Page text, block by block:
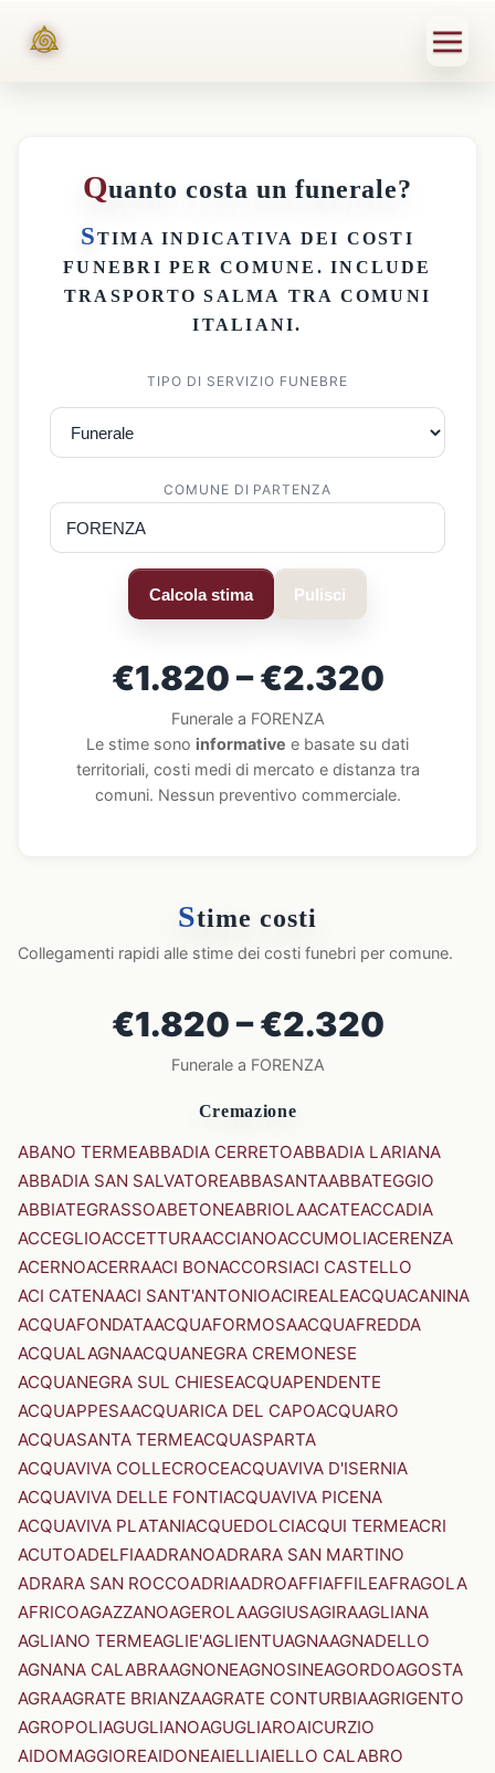
Quanto costa un funerale?
STIMA INDICATIVA DEI COSTI
FUNEBRI PER COMUNE . INCLUDE
TRASPORTO SALMA TRA COMUNI
ITALIANI.
TIPO DI SERVIZIO FUNEBRE
COMUNE DI PARTENZA
Calcola stima Pulisci
€1.820 – €2.320
Funerale a FORENZA
Le stime sono informative e basate su dati
territoriali, costi medi di mercato e distanza tra
comuni. Nessun preventivo commerciale.
Stime costi
Collegamenti rapidi alle stime dei costi funebri per comune.
€1.820 – €2.320
Funerale a FORENZA
Cremazione
ABANO TERMEABBADIA CERRETOABBADIA LARIANA
ABBADIA SAN SALVATOREABBASANTAABBATEGGIO
ABBIATEGRASSOABETONEABRIOLAACATEACCADIA
ACCEGLIOACCETTURAACCIANOACCUMOLIACERENZA
ACERNOACERRAACI BONACCORSIACI CASTELLO
ACI CATENAACI SANT'ANTONIOACIREALEACQUACANINA
ACQUAFONDATAACQUAFORMOSAACQUAFREDDA
ACQUALAGNAACQUANEGRA CREMONESE
ACQUANEGRA SUL CHIESEACQUAPENDENTE
ACQUAPPESAACQUARICA DEL CAPOACQUARO
ACQUASANTA TERMEACQUASPARTA
ACQUAVIVA COLLECROCEACQUAVIVA D'ISERNIA
ACQUAVIVA DELLE FONTIACQUAVIVA PICENA
ACQUAVIVA PLATANIACQUEDOLCIACQUI TERMEACRI
ACUTOADELFIAADRANOADRARA SAN MARTINO
ADRARA SAN ROCCOADRIAADROAFFIAFFILEAFRAGOLA
AFRICOAGAZZANOAGEROLAAGGIUSAGIRAAGLIANA
AGLIANO TERMEAGLIE'AGLIENTUAGNAAGNADELLO
AGNANA CALABRAAGNONEAGNOSINEAGORDOAGOSTA
AGRAAGRATE BRIANZAAGRATE CONTURBIAAGRIGENTO
AGROPOLIAGUGLIANOAGUGLIAROAICURZIO
AIDOMAGGIOREAIDONEAIELLIAIELLO CALABRO